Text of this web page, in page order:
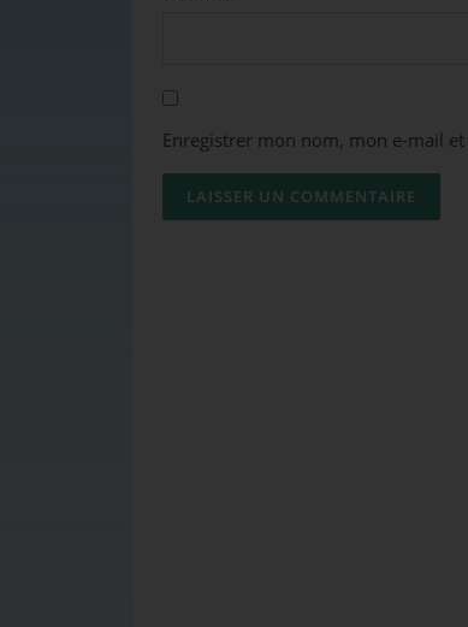
Enregistrer mon nom, mon e-mail